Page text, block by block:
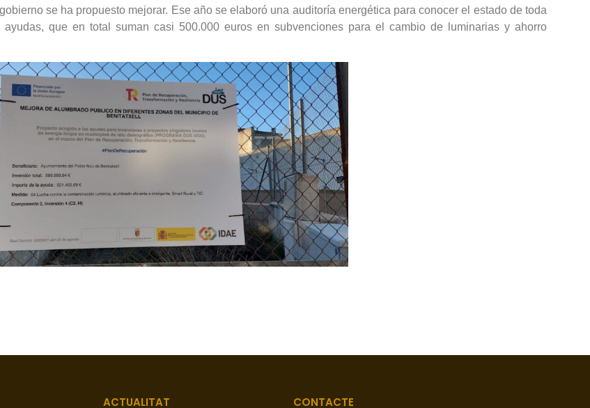
se ha propuesto mejorar. Ese año se elaboró una auditoría energética para conocer el estado de toda
que en total suman casi 500.000 euros en subvenciones para el cambio de luminarias y ahorro
ACTUALITAT CONTACTE